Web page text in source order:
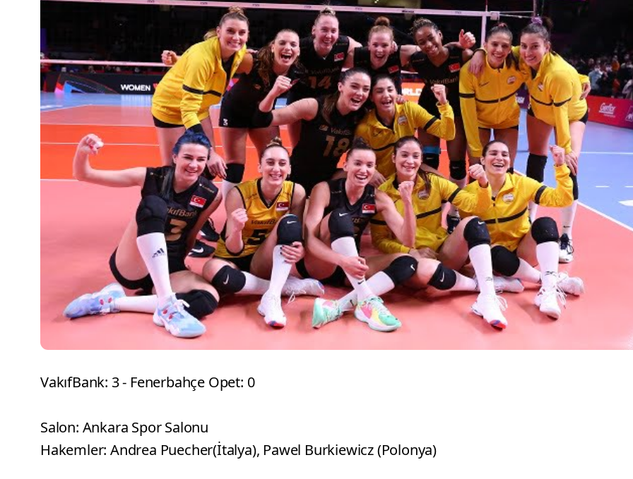
VakıfBank: 3 - Fenerbahçe Opet: 0
Salon: Ankara Spor Salonu
Hakemler: Andrea Puecher(İtalya), Pawel Burkiewicz (Polonya)